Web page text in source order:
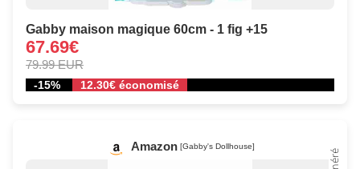
Gabby maison magique 60cm - 1 fig +15
67.69€
79.99 EUR
-15% 12.30€ économisé
Amazon [Gabby's Dollhouse]